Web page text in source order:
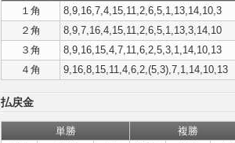
１角
8,9,16,7,4,15,11,2,6,5,1,13,14,10,3
２角
8,9,7,16,4,15,11,2,6,5,1,13,3,14,10
３角
8,9,16,15,4,7,11,6,2,5,3,1,14,10,13
４角
9,16,8,15,11,4,6,2,(5,3),7,1,14,10,13
払戻金
単勝
複勝